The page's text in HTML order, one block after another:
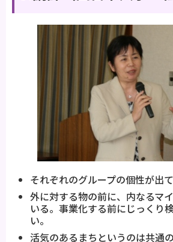
それぞれのグループの個性が出て
外に対する物の前に、内なるマ
いる。事業化する前にじっくり
い。
活気のあるまちというのは共通